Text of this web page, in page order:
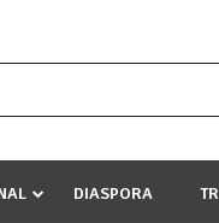
canke igihugu
DIASPORA